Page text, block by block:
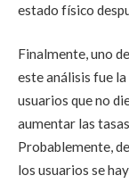
estado físico
Finalmente, uno
este análisis fue
usuarios que no
aumentar las
Probablemente,
los usuarios se